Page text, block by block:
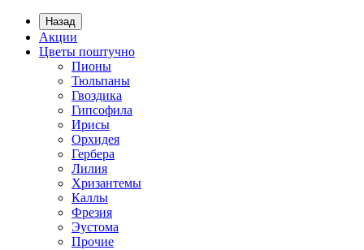
Назад
Акции
Цветы поштучно
Пионы
Тюльпаны
Гвоздика
Гипсофила
Ирисы
Орхидея
Гербера
Лилия
Хризантемы
Каллы
Фрезия
Эустома
Прочие